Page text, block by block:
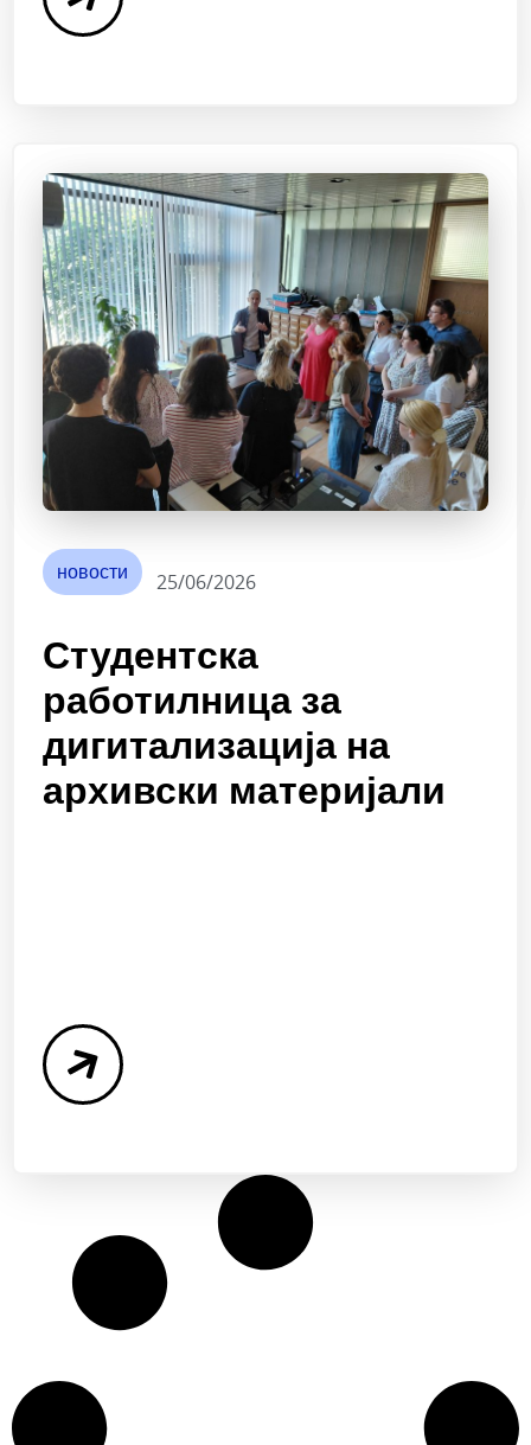
новости 25/06/2026
Студентска
работилница за
дигитализација на
архивски материјали